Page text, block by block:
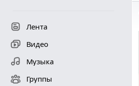
Лента
Видео
Музыка
Группы